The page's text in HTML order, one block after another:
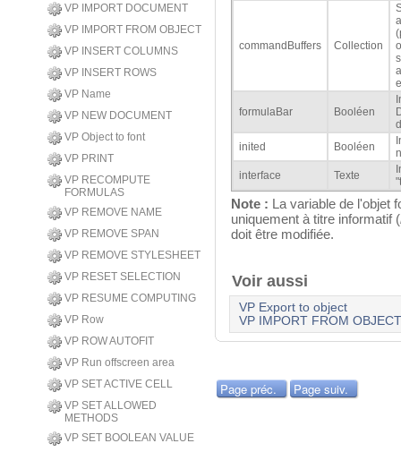
VP IMPORT DOCUMENT
VP IMPORT FROM OBJECT
VP INSERT COLUMNS
VP INSERT ROWS
VP Name
VP NEW DOCUMENT
VP Object to font
VP PRINT
VP RECOMPUTE
FORMULAS
VP REMOVE NAME
VP REMOVE SPAN
VP REMOVE STYLESHEET
VP RESET SELECTION
VP RESUME COMPUTING
VP Row
VP ROW AUTOFIT
VP Run offscreen area
VP SET ACTIVE CELL
VP SET ALLOWED
METHODS
VP SET BOOLEAN VALUE
commandBuffers Collection
formulaBar Booléen
inited
Booléen
interface
Texte
Note : La variable de l'objet
uniquement à titre informatif (
doit être modifiée.
Voir aussi
VP Export to object
VP IMPORT FROM OBJECT
Page préc. Page suiv.